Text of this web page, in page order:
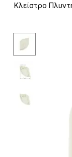
Κλείστρο